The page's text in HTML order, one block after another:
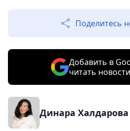
Поделитесь
Добавить в
читать
Динара Халдарова